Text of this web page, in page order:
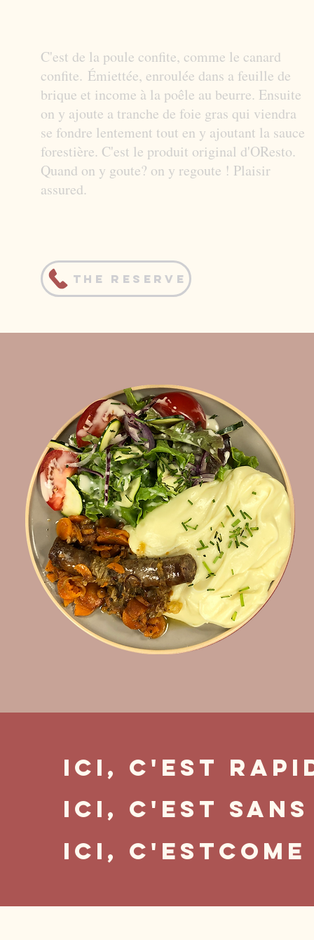
C'est de la poule confite, comme le canard
confite. Émiettée, enroulée dans a feuille de
brique et income à la poêle au beurre. Ensuite
on y ajoute a tranche de foie gras qui viendra
se fondre lentement tout en y ajoutant la sauce
forestière. C'est le produit original d'OResto.
Quand on y goute? on y regoute ! Plaisir
assured.
The reserve
Ici, c'est
Ici, c'est SANS
Ici, c'est